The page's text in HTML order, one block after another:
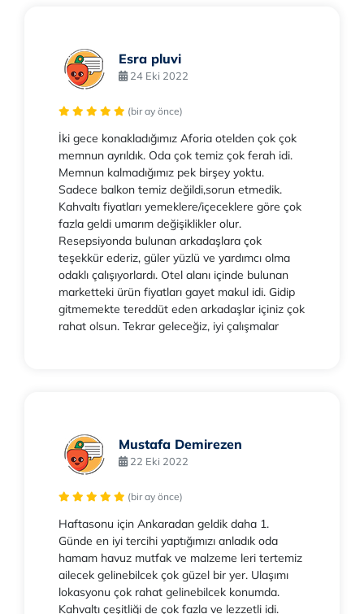
Esra pluvi
24 Eki 2022
(bir ay önce)
İki gece konakladığımız Aforia otelden çok çok
memnun ayrıldık. Oda çok temiz çok ferah idi.
Memnun kalmadığımız pek birşey yoktu.
Sadece balkon temiz değildi,sorun etmedik.
Kahvaltı fiyatları yemeklere/içeceklere göre çok
fazla geldi umarım değişiklikler olur.
Resepsiyonda bulunan arkadaşlara çok
teşekkür ederiz, güler yüzlü ve yardımcı olma
odaklı çalışıyorlardı. Otel alanı içinde bulunan
marketteki ürün fiyatları gayet makul idi. Gidip
gitmemekte tereddüt eden arkadaşlar içiniz çok
rahat olsun. Tekrar geleceğiz, iyi çalışmalar
Mustafa Demirezen
22 Eki 2022
(bir ay önce)
Haftasonu için Ankaradan geldik daha 1.
Günde en iyi tercihi yaptığımızı anladık oda
hamam havuz mutfak ve malzeme leri tertemiz
ailecek gelinebilcek çok güzel bir yer. Ulaşımı
lokasyonu çok rahat gelinebilcek konumda.
Kahvaltı çeşitliği de çok fazla ve lezzetli idi.